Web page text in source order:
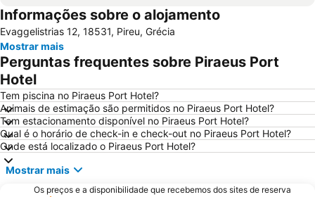
Parthenon
Lavrio Port
Psirri
Kallithea
Megaron - Athens International Conference Centre
Christmas at Syntagma Square
War Museum
Praia Astir
Areios Pagos
Templo de Zeus Olímpico
Omonia
Avlaki
Templo de Poseidon
OAKA Olympic Stadium
Rafina Port
Informações sobre o alojamento
Evaggelistrias 12, 18531, Pireu, Grécia
Mostrar mais
Perguntas frequentes sobre Piraeus Port
Hotel
Tem piscina no Piraeus Port Hotel?
Animais de estimação são permitidos no Piraeus Port Hotel?
Tem estacionamento disponível no Piraeus Port Hotel?
Qual é o horário de check-in e check-out no Piraeus Port Hotel?
Onde está localizado o Piraeus Port Hotel?
Mostrar mais
Os preços e a disponibilidade que recebemos dos sites de reserva